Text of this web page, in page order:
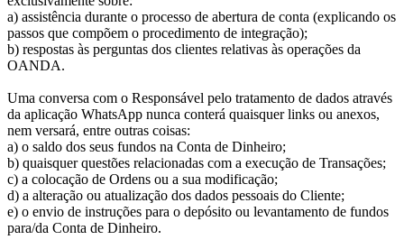
a) assistência durante o processo de abertura de conta (explicando os
passos que compõem o procedimento de integração);
b) respostas às perguntas dos clientes relativas às operações da
OANDA.
Uma conversa com o Responsável pelo tratamento de dados através
da aplicação WhatsApp nunca conterá quaisquer links ou anexos,
nem versará, entre outras coisas:
a) o saldo dos seus fundos na Conta de Dinheiro;
b) quaisquer questões relacionadas com a execução de Transações;
c) a colocação de Ordens ou a sua modificação;
d) a alteração ou atualização dos dados pessoais do Cliente;
e) o envio de instruções para o depósito ou levantamento de fundos
para/da Conta de Dinheiro.